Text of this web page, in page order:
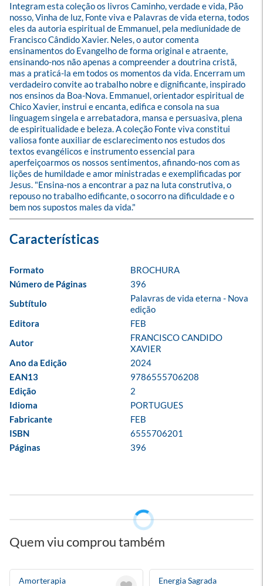
Integram esta coleção os livros Caminho, verdade e vida, Pão
nosso, Vinha de luz, Fonte viva e Palavras de vida eterna, todos
eles da autoria espiritual de Emmanuel, pela mediunidade de
Francisco Cândido Xavier. Neles, o autor comenta
ensinamentos do Evangelho de forma original e atraente,
ensinando-nos não apenas a compreender a doutrina cristã,
mas a praticá-la em todos os momentos da vida. Encerram um
verdadeiro convite ao trabalho nobre e dignificante, inspirado
nos ensinos da Boa-Nova. Emmanuel, orientador espiritual de
Chico Xavier, instrui e encanta, edifica e consola na sua
linguagem singela e arrebatadora, mansa e persuasiva, plena
de espiritualidade e beleza. A coleção Fonte viva constitui
valiosa fonte auxiliar de esclarecimento nos estudos dos
textos evangélicos e instrumento essencial para
aperfeiçoarmos os nossos sentimentos, afinando-nos com as
lições de humildade e amor ministradas e exemplificadas por
Jesus. "Ensina-nos a encontrar a paz na luta construtiva, o
repouso no trabalho edificante, o socorro na dificuldade e o
bem nos supostos males da vida."
Formato
BROCHURA
Número de Páginas
396
Subtítulo
Palavras de vida eterna - Nova
edição
Editora
FEB
Autor
FRANCISCO CANDIDO
XAVIER
Ano da Edição
2024
EAN13
9786555706208
Edição
2
Idioma
PORTUGUES
Fabricante
FEB
ISBN
6555706201
Páginas
396
Quem viu comprou também
Amorterapia Energia Sagrada